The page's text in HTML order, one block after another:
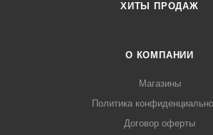
ХИТЫ ПРОДАЖ
О КОМПАНИИ
Магазины
Политика
Договор оферты